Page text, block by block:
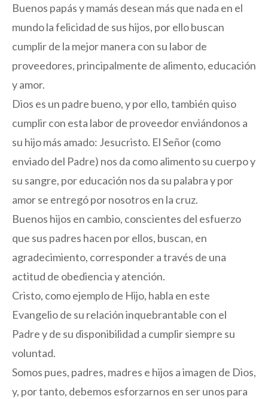
Buenos papás y mamás desean más que nada en el
mundo la felicidad de sus hijos, por ello buscan
cumplir de la mejor manera con su labor de
proveedores, principalmente de alimento, educación
y amor.
Dios es un padre bueno, y por ello, también quiso
cumplir con esta labor de proveedor enviándonos a
su hijo más amado: Jesucristo. El Señor (como
enviado del Padre) nos da como alimento su cuerpo y
su sangre, por educación nos da su palabra y por
amor se entregó por nosotros en la cruz.
Buenos hijos en cambio, conscientes del esfuerzo
que sus padres hacen por ellos, buscan, en
agradecimiento, corresponder a través de una
actitud de obediencia y atención.
Cristo, como ejemplo de Hijo, habla en este
Evangelio de su relación inquebrantable con el
Padre y de su disponibilidad a cumplir siempre su
voluntad.
Somos pues, padres, madres e hijos a imagen de Dios,
y, por tanto, debemos esforzarnos en ser unos para